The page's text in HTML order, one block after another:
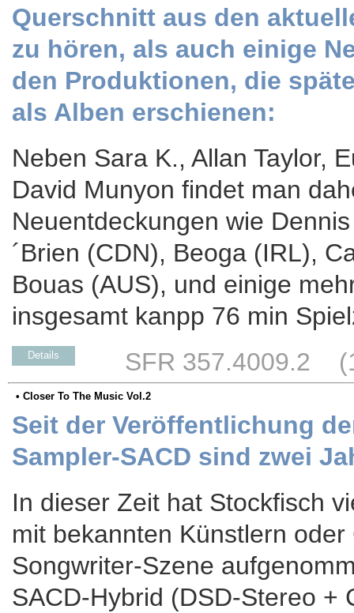
Querschnitt aus den
zu hören, als auch einige
den Produktionen, die
als Alben erschienen:
Neben Sara K., Allan Taylor,
David Munyon findet man
Neuentdeckungen wie
´Brien (CDN), Beoga (IRL),
Bouas (AUS), und einige
insgesamt kanpp 76 min
Details SFR 357.4009.2
• Closer To The Music Vol.2
Seit der Veröffentlichung
Sampler-SACD sind zwei
In dieser Zeit hat Stockfisch
mit bekannten Künstlern
Songwriter-Szene
SACD-Hybrid (DSD-Stereo +